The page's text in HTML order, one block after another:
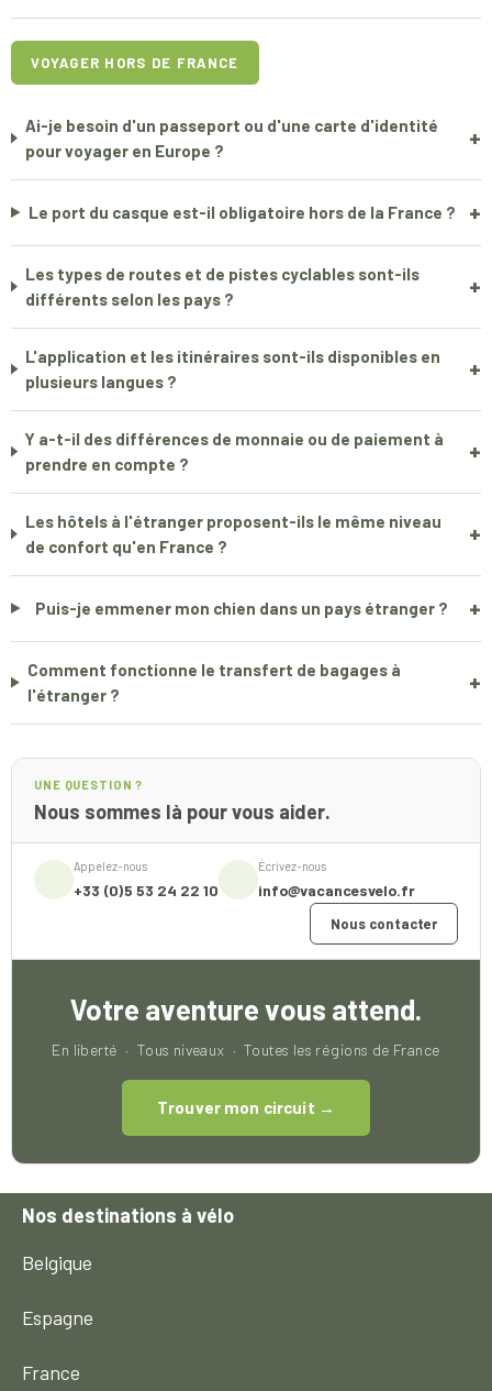
VOYAGER HORS DE FRANCE
Ai-je besoin d'un passeport ou d'une carte d'identité
pour voyager en Europe ?
+
Le port du casque est-il obligatoire hors de la France ? +
Les types de routes et de pistes cyclables sont-ils
différents selon les pays ?
+
L'application et les itinéraires sont-ils disponibles en
plusieurs langues ?
+
Y a-t-il des différences de monnaie ou de paiement à
prendre en compte ?
+
Les hôtels à l'étranger proposent-ils le même niveau
de confort qu'en France ?
+
Puis-je emmener mon chien dans un pays étranger ? +
Comment fonctionne le transfert de bagages à
l'étranger ?
+
UNE QUESTION ?
Nous sommes là pour vous aider.
Appelez-nous
+33 (0)5 53 24 22 10
Écrivez-nous
info@vacancesvelo.fr
Nous contacter
Votre aventure vous attend.
En liberté · Tous niveaux · Toutes les régions de France
Trouver mon circuit →
Nos destinations à vélo
Belgique
Espagne
France